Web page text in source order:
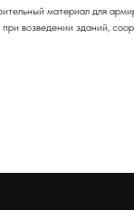
материал для
при возведении зданий,